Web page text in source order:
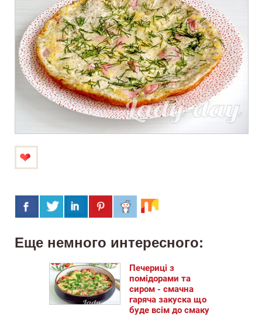
Еще немного интересного:
Печериці з
помідорами та
сиром - смачна
гаряча закуска що
буде всім до смаку